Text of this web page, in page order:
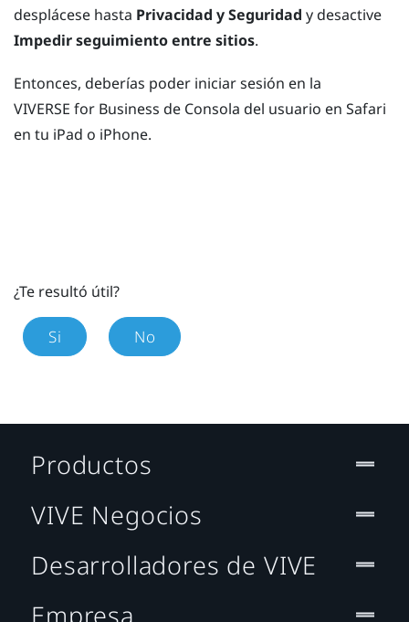
desplácese hasta Privacidad y Seguridad y desactive
Impedir seguimiento entre sitios.
Entonces, deberías poder iniciar sesión en la
VIVERSE for Business de Consola del usuario en Safari
en tu iPad o iPhone.
¿Te resultó útil?
Si No
Productos
VIVE Negocios
Desarrolladores de VIVE
Empresa